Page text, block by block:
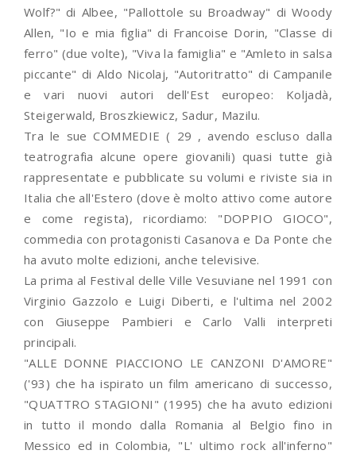
Wolf?" di Albee, "Pallottole su Broadway" di Woody
Allen, "Io e mia figlia" di Francoise Dorin, "Classe di
ferro" (due volte), "Viva la famiglia" e "Amleto in salsa
piccante" di Aldo Nicolaj, "Autoritratto" di Campanile
e vari nuovi autori dell'Est europeo: Koljadà,
Steigerwald, Broszkiewicz, Sadur, Mazilu.
Tra le sue COMMEDIE ( 29 , avendo escluso dalla
teatrografia alcune opere giovanili) quasi tutte già
rappresentate e pubblicate su volumi e riviste sia in
Italia che all'Estero (dove è molto attivo come autore
e come regista), ricordiamo: "DOPPIO GIOCO",
commedia con protagonisti Casanova e Da Ponte che
ha avuto molte edizioni, anche televisive.
La prima al Festival delle Ville Vesuviane nel 1991 con
Virginio Gazzolo e Luigi Diberti, e l'ultima nel 2002
con Giuseppe Pambieri e Carlo Valli interpreti
principali.
"ALLE DONNE PIACCIONO LE CANZONI D'AMORE"
('93) che ha ispirato un film americano di successo,
"QUATTRO STAGIONI" (1995) che ha avuto edizioni
in tutto il mondo dalla Romania al Belgio fino in
Messico ed in Colombia, "L' ultimo rock all'inferno"